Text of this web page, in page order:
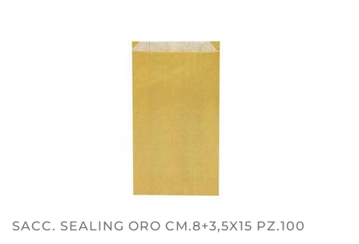
SACC. SEALING ORO CM.8+3,5X15 PZ.100